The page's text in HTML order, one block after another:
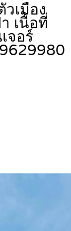
เมือง
เนื้อที่
จอร์